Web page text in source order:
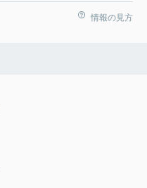
情報の見方